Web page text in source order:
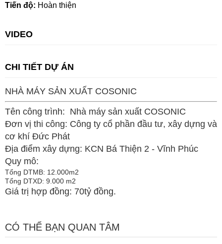
Tiến độ: Hoàn thiện
VIDEO
CHI TIẾT DỰ ÁN
NHÀ MÁY SẢN XUẤT COSONIC
Tên công trình: Nhà máy sản xuất COSONIC
Đơn vị thi công: Công ty cổ phần đầu tư, xây dựng và
cơ khí Đức Phát
Địa điểm xây dựng: KCN Bá Thiện 2 - Vĩnh Phúc
Quy mô:
Tổng DTMB: 12.000m2
Tổng DTXD: 9.000 m2
Giá trị hợp đồng: 70tỷ đồng.
CÓ THỂ BẠN QUAN TÂM